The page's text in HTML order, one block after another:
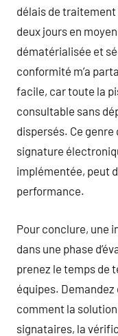
délais de
deux jours en
dématérialisée et
conformité m’a
facile, car toute la
consultable sans
dispersés. Ce
signature
implémentée, peut
performance.
Pour conclure, une
dans une phase
prenez le temps de
équipes.
comment la
signataires, la